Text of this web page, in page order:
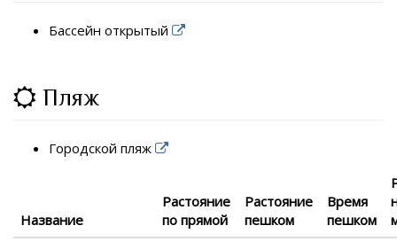
Бассейн открытый
Пляж
Городской пляж
Название
Растояние
по прямой
Растояние
пешком
Время
пешком